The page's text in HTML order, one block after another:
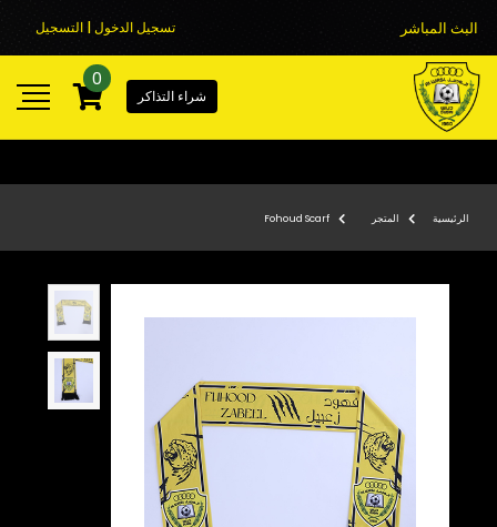
البث المباشر تسجيل الدخول | التسجيل
شراء التذاكر
0
الرئيسية المتجر Fohoud Scarf